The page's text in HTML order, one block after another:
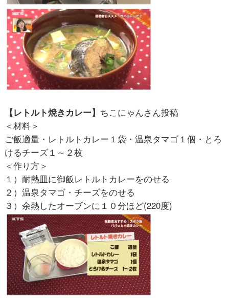
【レトルト焼きカレー】 ちこにゃんさん投稿
＜材料＞
ご飯適量・レトルトカレー１袋・温泉タマゴ１個・とろ
けるチーズ１～２枚
＜作り方＞
１）耐熱皿に御飯レトルトカレーをのせる
２）温泉タマゴ・チーズをのせる
３）余熱したオーブンに１０分ほど(220度)